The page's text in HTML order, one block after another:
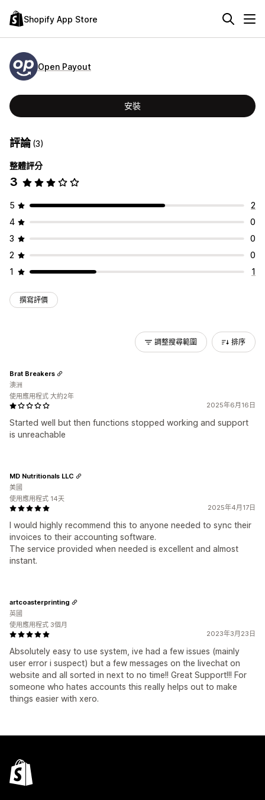
Shopify App Store
Open Payout
安裝
評論(3)
整體評分
3
5
2
4
0
3
0
2
0
1
1
撰寫評價
調整搜尋範圍 排序
2025年6月16日
Started well but then functions stopped working and support
is unreachable
Brat Breakers
澳洲
使用應用程式 大約2年
2025年4月17日
I would highly recommend this to anyone needed to sync their
invoices to their accounting software.
The service provided when needed is excellent and almost
instant.
MD Nutritionals LLC
美國
使用應用程式 14天
2023年3月23日
Absolutely easy to use system, ive had a few issues (mainly
user error i suspect) but a few messages on the livechat on
website and all sorted in next to no time!! Great Support!!! For
someone who hates accounts this really helps out to make
things easier with xero.
artcoasterprinting
英國
使用應用程式 3個月